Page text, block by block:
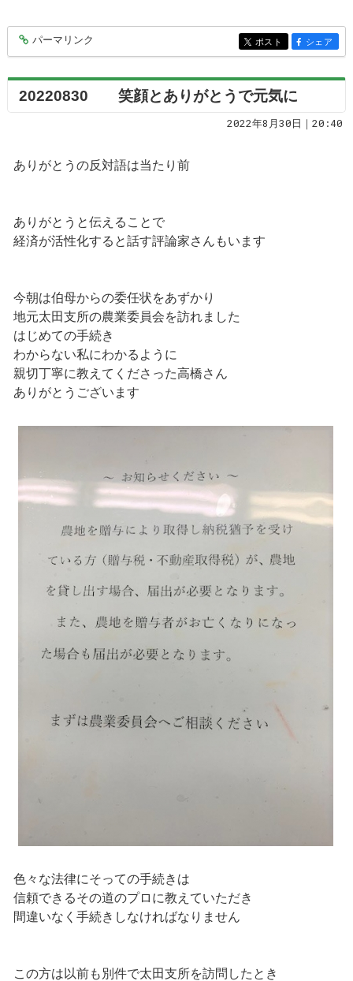
entry7468
パーマリンク entry7468
ポスト entry7468
シェア
20220830 笑顔とありがとうで元気に
2022年8月30日｜20:40
ありがとうの反対語は当たり前
ありがとうと伝えることで
経済が活性化すると話す評論家さんもいます
今朝は伯母からの委任状をあずかり
地元太田支所の農業委員会を訪れました
はじめての手続き
わからない私にわかるように
親切丁寧に教えてくださった高橋さん
ありがとうございます
色々な法律にそっての手続きは
信頼できるその道のプロに教えていただき
間違いなく手続きしなければなりません
この方は以前も別件で太田支所を訪問したとき